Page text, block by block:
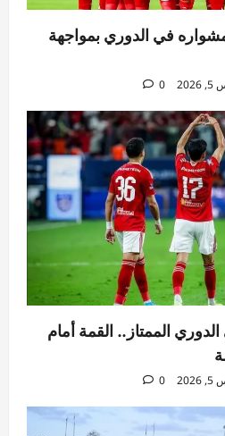
في الدوري بمواجهة
0
الممتاز.. القمة أمام
0